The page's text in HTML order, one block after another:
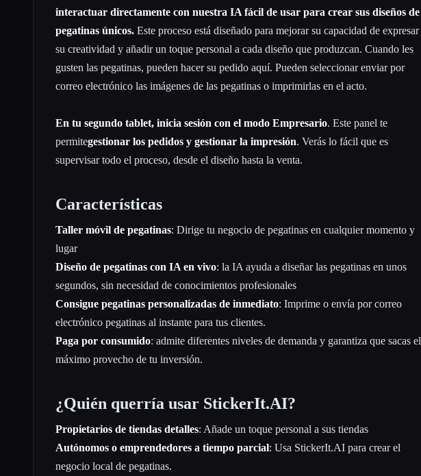
interactuar directamente con nuestra IA fácil de usar para crear sus diseños de
pegatinas únicos. Este proceso está diseñado para mejorar su capacidad de expresar
su creatividad y añadir un toque personal a cada diseño que produzcan. Cuando les
gusten las pegatinas, pueden hacer su pedido aquí. Pueden seleccionar enviar por
correo electrónico las imágenes de las pegatinas o imprimirlas en el acto.
En tu segundo tablet, inicia sesión con el modo Empresario. Este panel te
permitegestionar los pedidos y gestionar la impresión. Verás lo fácil que es
supervisar todo el proceso, desde el diseño hasta la venta.
Características
Taller móvil de pegatinas: Dirige tu negocio de pegatinas en cualquier momento y
lugar
Diseño de pegatinas con IA en vivo: la IA ayuda a diseñar las pegatinas en unos
segundos, sin necesidad de conocimientos profesionales
Consigue pegatinas personalizadas de inmediato: Imprime o envía por correo
electrónico pegatinas al instante para tus clientes.
Paga por consumido: admite diferentes niveles de demanda y garantiza que sacas el
máximo provecho de tu inversión.
¿Quién querría usar StickerIt.AI?
Propietarios de tiendas detalles: Añade un toque personal a sus tiendas
Autónomos o emprendedores a tiempo parcial: Usa StickerIt.AI para crear el
negocio local de pegatinas.